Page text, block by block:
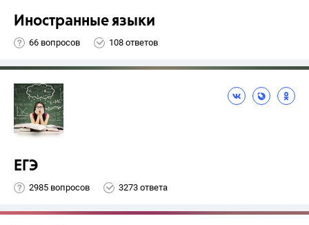
Иностранные языки
66 вопросов 108 ответов
ЕГЭ
2985 вопросов 3273 ответа